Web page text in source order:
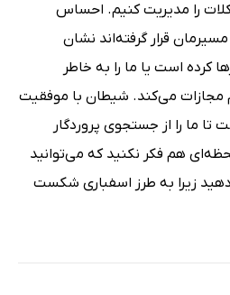
را مدیریت کنیم. احساس
قرار گرفته‌اند نشان
کرده است یا ما را به خاطر
مجازات می‌کند. شیطان با موفقیت
تا ما را از جستجوی پروردگار
هم فکر نکنید که می‌توانید
دهید زیرا به طرز اسفباری شکست